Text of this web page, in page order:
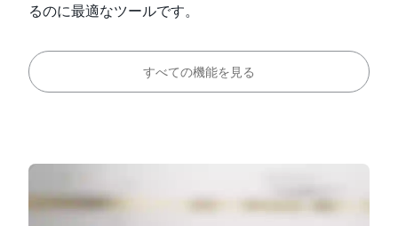
るのに最適なツールです。
すべての機能を見る